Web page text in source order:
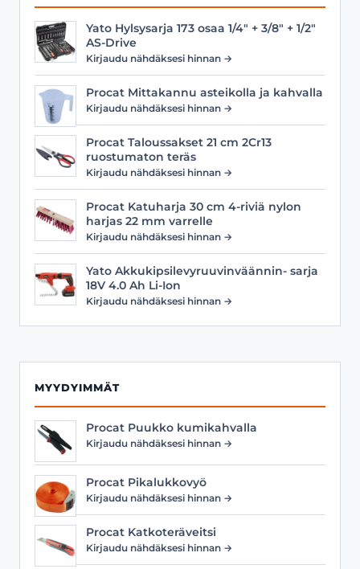
Yato Hylsysarja 173 osaa 1/4" + 3/8" + 1/2"
AS-Drive
Kirjaudu nähdäksesi hinnan →
Procat Mittakannu asteikolla ja kahvalla
Kirjaudu nähdäksesi hinnan →
Procat Taloussakset 21 cm 2Cr13
ruostumaton teräs
Kirjaudu nähdäksesi hinnan →
Procat Katuharja 30 cm 4-riviä nylon
harjas 22 mm varrelle
Kirjaudu nähdäksesi hinnan →
Yato Akkukipsilevyruuvinväännin- sarja
18V 4.0 Ah Li-Ion
Kirjaudu nähdäksesi hinnan →
MYYDYIMMÄT
Procat Puukko kumikahvalla
Kirjaudu nähdäksesi hinnan →
Procat Pikalukkovyö
Kirjaudu nähdäksesi hinnan →
Procat Katkoteräveitsi
Kirjaudu nähdäksesi hinnan →